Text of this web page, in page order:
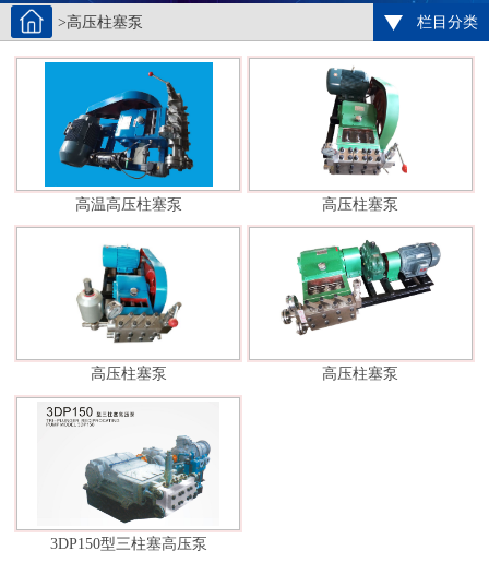
>高压柱塞泵 栏目分类
高温高压柱塞泵 高压柱塞泵
高压柱塞泵 高压柱塞泵
3DP150型三柱塞高压泵